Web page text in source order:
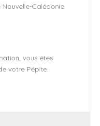
Calédonie.
vous êtes
votre Pépite.